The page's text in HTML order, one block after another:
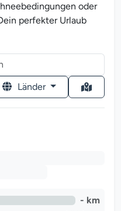
oder
perfekter Urlaub
Länder
- km